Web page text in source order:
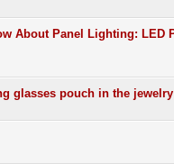
About Panel Lighting: LED
glasses pouch in the